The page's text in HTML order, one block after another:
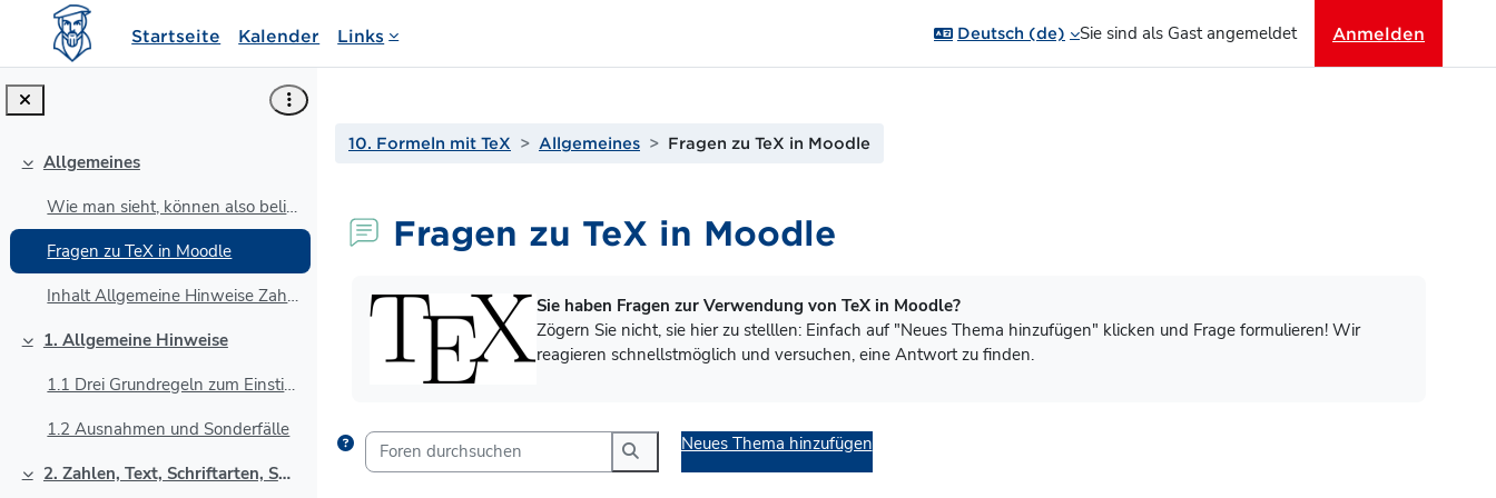
Zum Hauptinhalt
Startseite Kalender Links Deutsch ‎(de)‎ Sie sind als Gast angemeldet Anmelden
Einklappen
Allgemeines
Wie man sieht, können also beliebig komplexe und v...
Fragen zu TeX in Moodle
Inhalt Allgemeine Hinweise Zahlen, Tex...
Einklappen
1. Allgemeine Hinweise
1.1 Drei Grundregeln zum Einstieg
1.2 Ausnahmen und Sonderfälle
Einklappen
2. Zahlen, Text, Schriftarten, Sonderzeichen
10. Formeln mit TeX Allgemeines Fragen zu TeX in Moodle
Fragen zu TeX in Moodle
Sie haben Fragen zur Verwendung von TeX in Moodle?
Zögern Sie nicht, sie hier zu stelllen: Einfach auf "Neues Thema hinzufügen" klicken und Frage formulieren! Wir
reagieren schnellstmöglich und versuchen, eine Antwort zu finden.
Foren durchsuchen
Foren durchsuchen
Neues Thema hinzufügen